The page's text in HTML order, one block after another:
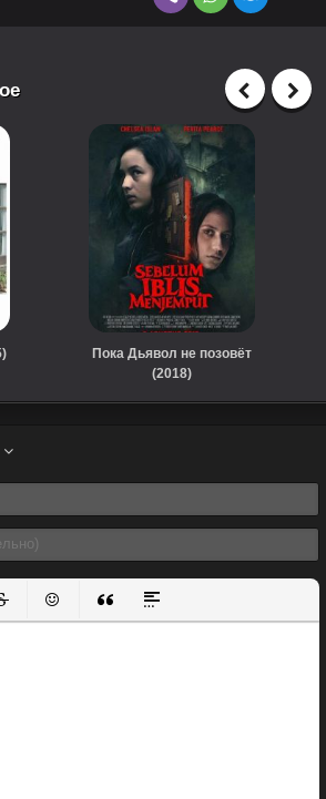
Пока Дьявол не позовёт
(2018)
Вставить смайлик
Вставка цитаты
Вставка спойлера